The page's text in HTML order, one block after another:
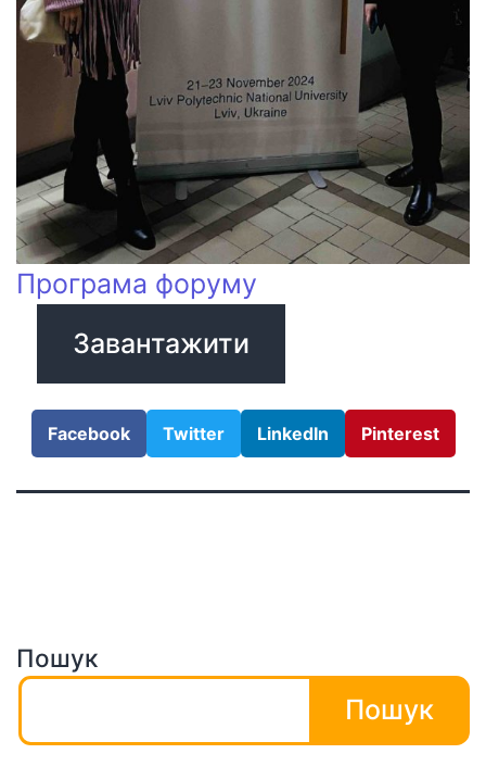
Програма форуму
Завантажити
Facebook Twitter LinkedIn Pinterest
Пошук
Пошук